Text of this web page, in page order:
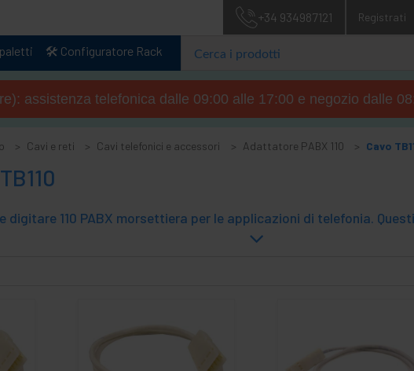
+34 934987121 Registrati
🛠️ Configuratore Rack
assistenza telefonica dalle 09:00 alle 17:00 e negozio dalle
Cavi e reti Cavi telefonici e accessori Adattatore PABX 110 Cavo